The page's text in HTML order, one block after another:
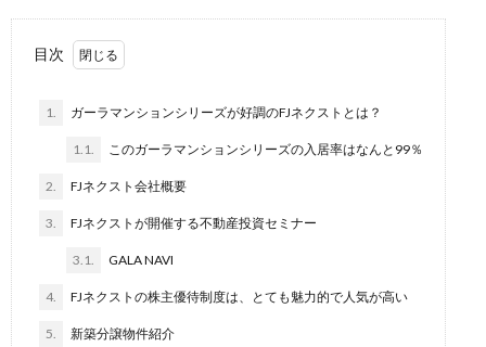
目次
1. ガーラマンションシリーズが好調のFJネクストとは？
1.1. このガーラマンションシリーズの入居率はなんと99％
2. FJネクスト会社概要
3. FJネクストが開催する不動産投資セミナー
3.1. GALA NAVI
4. FJネクストの株主優待制度は、とても魅力的で人気が高い
5. 新築分譲物件紹介